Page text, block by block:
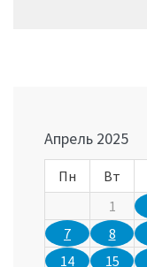
Апрель 2025
Пн Вт
1
7
8
14
15